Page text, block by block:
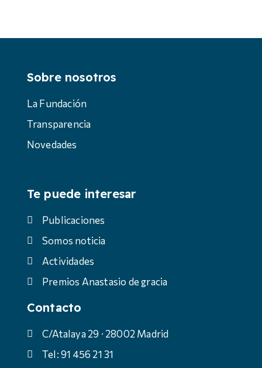
Sobre nosotros
La Fundación
Transparencia
Novedades
Te puede interesar
Publicaciones
Somos noticia
Actividades
Premios Anastasio de gracia
Contacto
C/Atalaya 29 · 28002 Madrid
Tel: 91 456 21 31